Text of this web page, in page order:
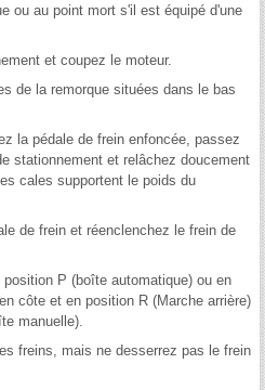
ou au point mort s'il est équipé d'une
et coupez le moteur.
de la remorque situées dans le bas
la pédale de frein enfoncée, passez
stationnement et relâchez doucement
cales supportent le poids du
de frein et réenclenchez le frein de
P (boîte automatique) ou en
côte et en position R (Marche arrière)
manuelle).
freins, mais ne desserrez pas le frein